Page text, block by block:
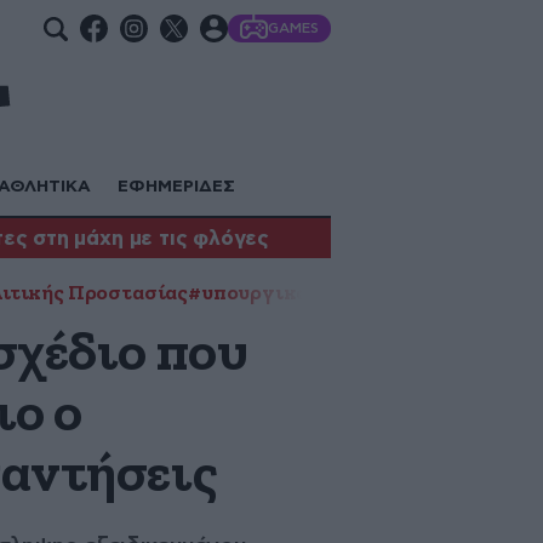
GAMES
ΕΦΗΜΕΡΙΔΕΣ
στη μάχη με τις φλόγες
Προστασίας#υπουργικό συμβούλιο
που
ο